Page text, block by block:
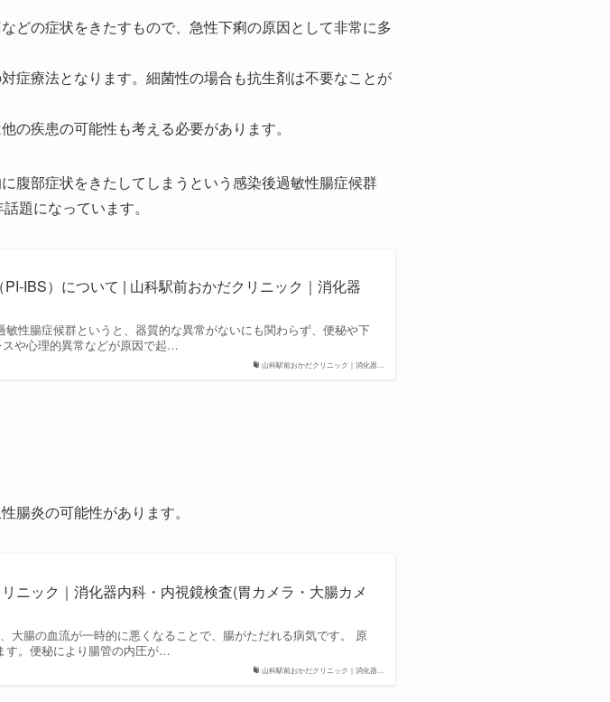
どの症状をきたすもので、急性下痢の原因として非常に多
症療法となります。細菌性の場合も抗生剤は不要なことが
の疾患の可能性も考える必要があります。
腹部症状をきたしてしまうという感染後過敏性腸症候群
題になっています。
山科駅前おかだクリニック｜消化器…
IBS）について | 山科駅前おかだクリニック｜消化器
性腸症候群というと、器質的な異常がないにも関わらず、便秘や下
や心理的異常などが原因で起…
腸炎の可能性があります。
山科駅前おかだクリニック｜消化器…
ニック｜消化器内科・内視鏡検査(胃カメラ・大腸カメ
大腸の血流が一時的に悪くなることで、腸がただれる病気です。 原
す。便秘により腸管の内圧が…